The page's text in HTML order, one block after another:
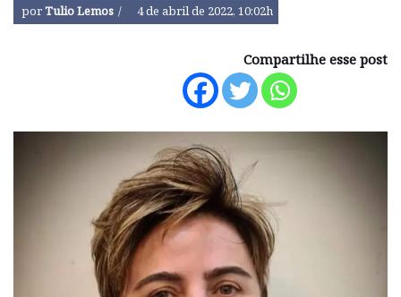
porTulio Lemos 4 de abril de 2022, 10:02h
Compartilhe esse post